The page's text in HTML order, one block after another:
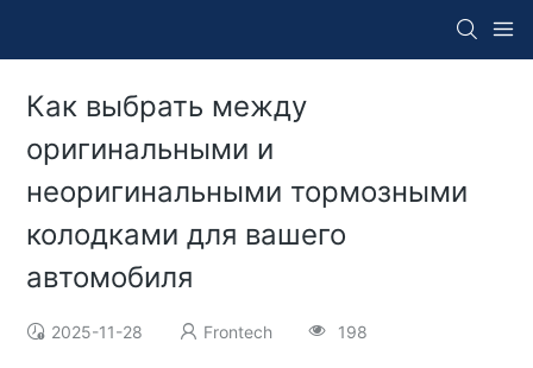
Как выбрать между
оригинальными и
неоригинальными тормозными
колодками для вашего
автомобиля
2025-11-28 Frontech 198